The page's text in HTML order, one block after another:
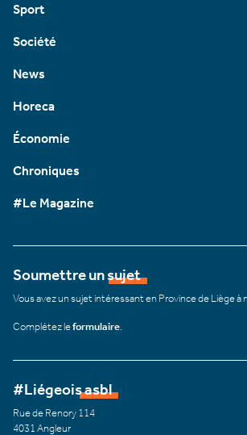
Sport
Société
News
Horeca
Économie
Chroniques
#Le Magazine
Soumettre un sujet
Vous avez un sujet intéressant en Province de Liège
Complétez leformulaire
#Liégeois asbl
Rue de Renory 114
4031 Angleur